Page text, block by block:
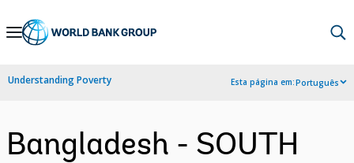
Skip
Navigation
Understanding Poverty Esta página em:Português
Bangladesh - SOUTH